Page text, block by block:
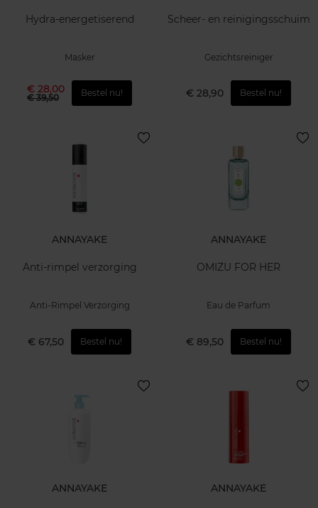
Hydra-energetiserend
Masker
€ 28,00
€ 39,50 Bestel nu!
Scheer- en reinigingsschuim
Gezichtsreiniger
€ 28,90 Bestel nu!
ANNAYAKE
Anti-rimpel verzorging
Anti-Rimpel Verzorging
€ 67,50 Bestel nu!
ANNAYAKE
OMIZU FOR HER
Eau de Parfum
€ 89,50 Bestel nu!
ANNAYAKE ANNAYAKE